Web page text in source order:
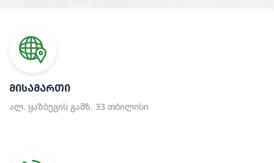
ᲛᲘᲡᲐᲛᲐᲠᲗᲘ
ალ. ყაზბეგის გამზ. 33 თბილისი